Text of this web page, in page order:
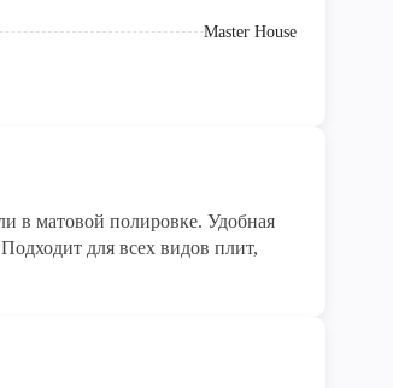
Master House
в матовой полировке. Удобная
для всех видов плит,